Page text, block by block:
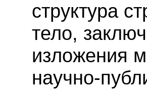
структура
тело,
изложения
научно-